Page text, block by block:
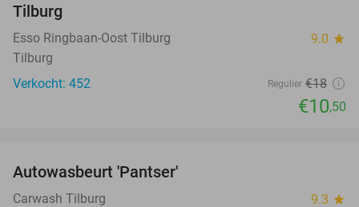
Tilburg
Esso Ringbaan-Oost Tilburg 9.0 star
Tilburg
Verkocht: 452
Regulier €18
€10,50
Autowasbeurt 'Pantser'
Carwash Tilburg 9.3 star